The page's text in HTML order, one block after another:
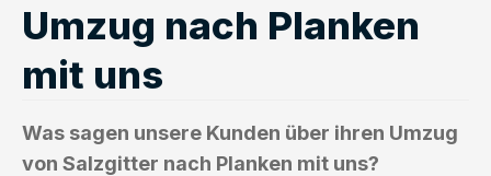
Umzug nach Planken
mit uns
Was sagen unsere Kunden über ihren Umzug
von Salzgitter nach Planken mit uns?